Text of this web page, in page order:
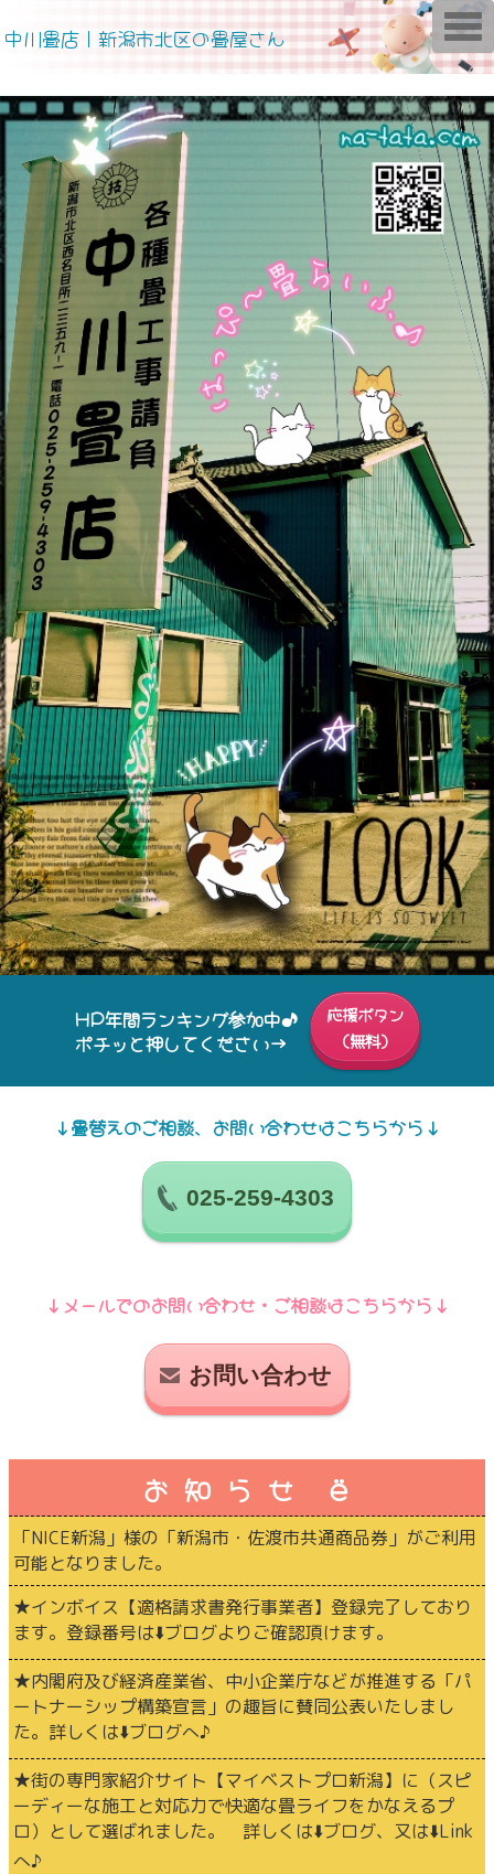
中川畳店｜新潟市北区の畳屋さん
HP年間ランキング参加中♪
ポチッと押してください→
応援ボタン
（無料）
↓畳替えのご相談、お問い合わせはこちらから↓
025-259-4303
↓メールでのお問い合わせ・ご相談はこちらから↓
お問い合わせ
お 知 ら せ ё
「NICE新潟」様の「新潟市・佐渡市共通商品券」がご利用
可能となりました。
★インボイス【適格請求書発行事業者】登録完了しており
ます。登録番号は⬇️ブログよりご確認頂けます。
★内閣府及び経済産業省、中小企業庁などが推進する「パ
ートナーシップ構築宣言」の趣旨に賛同公表いたしまし
た。詳しくは⬇️ブログへ♪
★街の専門家紹介サイト【マイベストプロ新潟】に（スピ
ーディーな施工と対応力で快適な畳ライフをかなえるプ
ロ）として選ばれました。 詳しくは⬇️ブログ、又は⬇️Link
へ♪
T
o
g
g
e
n
a
v
i
g
a
n